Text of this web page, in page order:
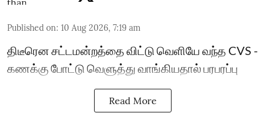
Published on: 10 Aug 2026, 7:19 am
திடீரென சட்டமன்றத்தை விட்டு வெளியே வந்த CVS -
கணக்கு போட்டு வெளுத்து வாங்கியதால் பரபரப்பு
Read More